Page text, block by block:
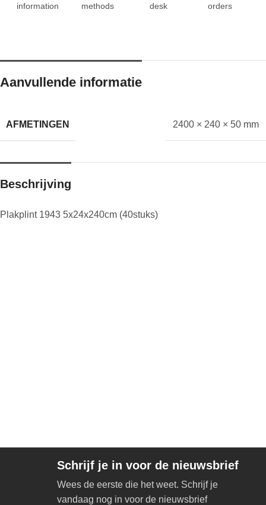
information
methods
desk
orders
Aanvullende informatie
AFMETINGEN 2400 × 240 × 50 mm
Beschrijving
Plakplint 1943 5x24x240cm (40stuks)
Schrijf je in voor de nieuwsbrief
Wees de eerste die het weet. Schrijf je
vandaag nog in voor de nieuwsbrief